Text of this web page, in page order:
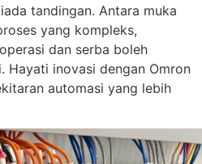
tandingan. Antara muka
yang kompleks,
dan serba boleh
Hayati inovasi dengan Omron
automasi yang lebih